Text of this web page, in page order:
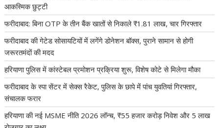
आकस्मिक छुट्टी
फरीदाबाद: बिना OTP के तीन बैंक खातों से निकाले ₹1.81 लाख, चार गिरफ्तार
फरीदाबाद की गेटेड सोसायटियों में लगेंगे डोनेशन बॉक्स, पुराने सामान से होगी
जरूरतमंदों की मदद
हरियाणा पुलिस में कांस्टेबल प्रमोशन प्रक्रिया शुरू, विशेष कोटे से मिलेगा मौका
फरीदाबाद के स्पा सेंटर में सेक्स रैकेट, पुलिस के छापे में पांच युवतियां गिरफ्तार,
संचालक फरार
हरियाणा की नई MSME नीति 2026 लॉन्च, ₹55 हजार करोड़ निवेश और 5 लाख